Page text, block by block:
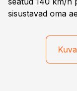
sisustavad oma
varustusega.
algamas